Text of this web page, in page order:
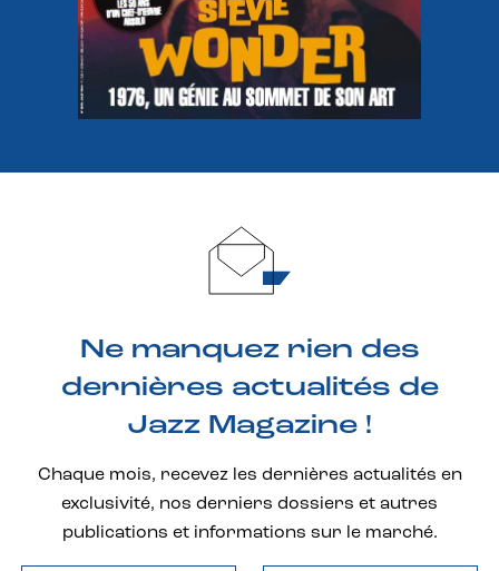
Ne manquez rien des
dernières actualités de
Jazz Magazine !
Chaque mois, recevez les dernières actualités en
exclusivité, nos derniers dossiers et autres
publications et informations sur le marché.